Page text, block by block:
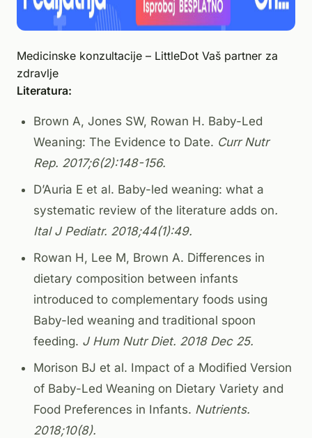
Medicinske konzultacije – LittleDot Vaš partner za
zdravlje
Literatura:
Brown A, Jones SW, Rowan H. Baby-Led
Weaning: The Evidence to Date. Curr Nutr
Rep. 2017;6(2):148-156.
D’Auria E et al. Baby-led weaning: what a
systematic review of the literature adds on.
Ital J Pediatr. 2018;44(1):49.
Rowan H, Lee M, Brown A. Differences in
dietary composition between infants
introduced to complementary foods using
Baby-led weaning and traditional spoon
feeding. J Hum Nutr Diet. 2018 Dec 25.
Morison BJ et al. Impact of a Modified Version
of Baby-Led Weaning on Dietary Variety and
Food Preferences in Infants. Nutrients.
2018;10(8).